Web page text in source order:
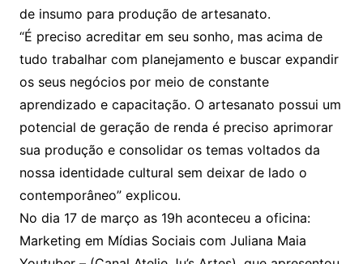
de insumo para produção de artesanato.
“É preciso acreditar em seu sonho, mas acima de
tudo trabalhar com planejamento e buscar expandir
os seus negócios por meio de constante
aprendizado e capacitação. O artesanato possui um
potencial de geração de renda é preciso aprimorar
sua produção e consolidar os temas voltados da
nossa identidade cultural sem deixar de lado o
contemporâneo” explicou.
No dia 17 de março as 19h aconteceu a oficina:
Marketing em Mídias Sociais com Juliana Maia